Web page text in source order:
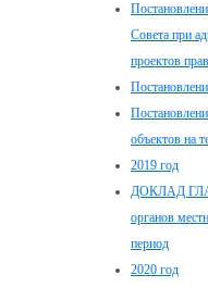
Совета при
проектов
объектов на
2019 год
ДОКЛАД
органов
период
2020 год